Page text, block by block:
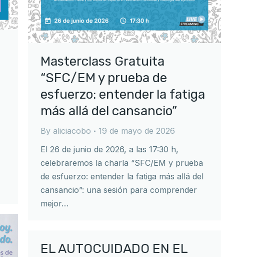
Masterclass Gratuita
“SFC/EM y prueba de
esfuerzo: entender la fatiga
más allá del cansancio”
By aliciacobo
19 de mayo de 2026
El 26 de junio de 2026, a las 17:30 h,
celebraremos la charla “SFC/EM y prueba
de esfuerzo: entender la fatiga más allá del
cansancio”: una sesión para comprender
mejor…
EL AUTOCUIDADO EN EL